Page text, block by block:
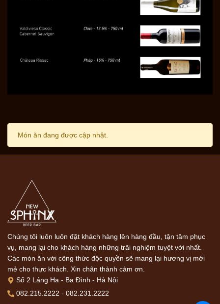
Món ăn đang được cập nhật.
Chúng tôi luôn luôn đặt khách hàng lên hàng đầu, tận tâm phục
vụ, mang lại cho khách hàng những trãi nghiệm tuyệt với nhất.
Các món ăn với công thức độc quyền sẽ mang lại hương vị mới
mẻ cho thực khách. Xin chân thành cảm ơn.
Số 2 Láng Hạ - Ba Đình - Hà Nội
082.215.2222 - 082.231.2222